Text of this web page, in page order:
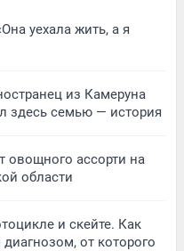
уехала жить, а я
из Камеруна
здесь семью — история
овощного ассорти на
области
и скейте. Как
от которого